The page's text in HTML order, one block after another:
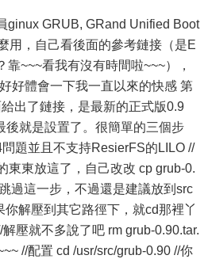
GRUB, GRand Unified Boot
用，自己看後面的參考鏈接（是E
~~~看我有沒有時間啦~~~），
好體會一下我一直以來的快感 第
出了鏈接，是最新的正式版0.9
後就是設置了。很簡單的三個步
題並且不支持ResierFS的LILO //
東東放這了，自己改改 cp grub-0.
過這一步，不過還是建議放到src
你解壓到其它路徑下，就cd那裡丫
壓就不多說了吧 rm grub-0.90.tar.
//配置 cd /usr/src/grub-0.90 //你